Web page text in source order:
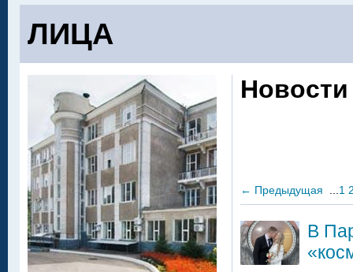
ЛИЦА
Новости
← Предыдущая 1
В